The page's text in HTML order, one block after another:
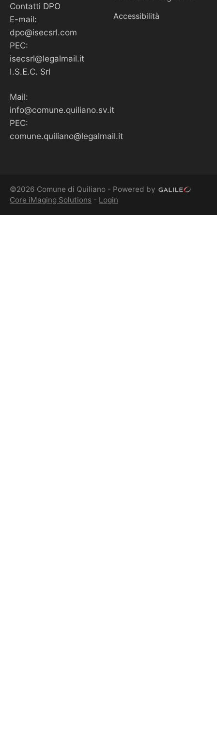
Contatti DPO
E-mail:
dpo@isecsrl.com
PEC:
isecsrl@legalmail.it
I.S.E.C. Srl
Mail:
info@comune.quiliano.sv.it
PEC:
comune.quiliano@legalmail.it
Accessibilità
©2026 Comune di Quiliano - Powered by
Core iMaging Solutions - Login